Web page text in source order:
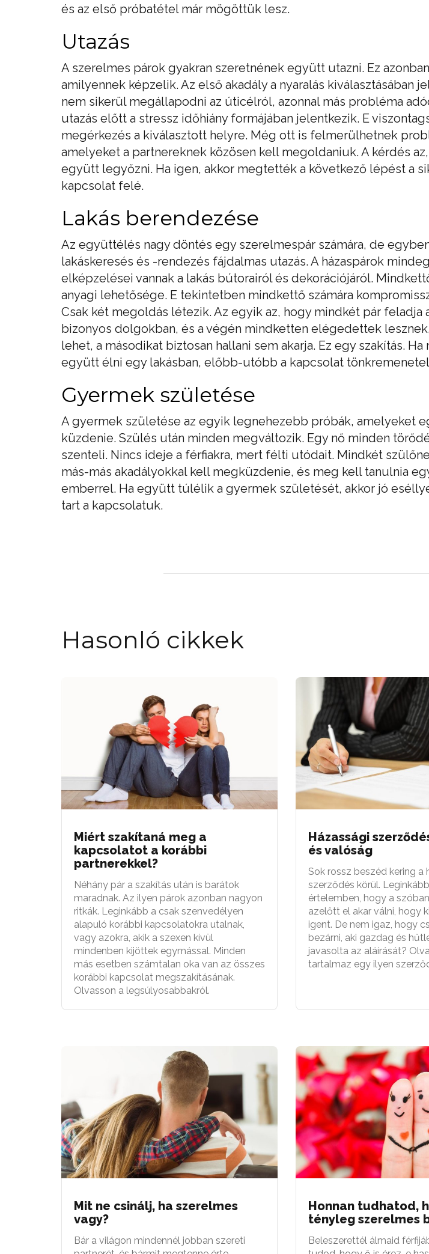
és az első próbatétel már mögöttük lesz.
Utazás
A szerelmes párok gyakran szeretnének együtt utazni. Ez
amilyennek képzelik. Az első akadály a nyaralás kiválasztásában
nem sikerül megállapodni az úticélról, azonnal más probléma
utazás előtt a stressz időhiány formájában jelentkezik. E
megérkezés a kiválasztott helyre. Még ott is felmerülhetnek
amelyeket a partnereknek közösen kell megoldaniuk. A kérdés
együtt legyőzni. Ha igen, akkor megtették a következő lépést a
kapcsolat felé.
Lakás berendezése
Az együttélés nagy döntés egy szerelmespár számára, de
lakáskeresés és -rendezés fájdalmas utazás. A házaspárok
elképzelései vannak a lakás bútorairól és dekorációjáról.
anyagi lehetősége. E tekintetben mindkettő számára
Csak két megoldás létezik. Az egyik az, hogy mindkét pár feladja
bizonyos dolgokban, és a végén mindketten elégedettek
lehet, a másodikat biztosan hallani sem akarja. Ez egy szakítás.
együtt élni egy lakásban, előbb-utóbb a kapcsolat
Gyermek születése
A gyermek születése az egyik legnehezebb próbák, amelyeket
küzdenie. Szülés után minden megváltozik. Egy nő minden
szenteli. Nincs ideje a férfiakra, mert félti utódait. Mindkét
más-más akadályokkal kell megküzdenie, és meg kell tanulnia
emberrel. Ha együtt túlélik a gyermek születését, akkor jó
tart a kapcsolatuk.
Hasonló cikkek
Miért szakítaná meg a
kapcsolatot a korábbi
partnerekkel?
Néhány pár a szakítás után is barátok
maradnak. Az ilyen párok azonban nagyon
ritkák. Leginkább a csak szenvedélyen
alapuló korábbi kapcsolatokra utalnak,
vagy azokra, akik a szexen kívül
mindenben kijöttek egymással. Minden
más esetben számtalan oka van az összes
korábbi kapcsolat megszakításának.
Olvasson a legsúlyosabbakról.
Házassági
és valóság
Sok rossz beszéd kering a
szerződés körül.
értelemben, hogy a
azelőtt el akar válni, hogy
igent. De nem igaz, hogy
bezárni, aki gazdag és
javasolta az aláírását?
tartalmaz egy ilyen
Mit ne csinálj, ha szerelmes
vagy?
Bár a világon mindennél jobban szereti
Honnan tudhatod,
tényleg szerelmes
Beleszerettél álmaid